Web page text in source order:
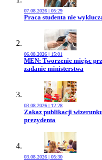
07.08.2026 | 05:29
Przejdź do artykułu:
Praca studenta nie
06.08.2026 | 15:01
Przejdź do artykułu:
MEN: Tworzenie miejsc
zadanie ministerstwa
03.08.2026 | 12:28
Przejdź do artykułu:
Zakaz publikacji
prezydenta
03.08.2026 | 05:30